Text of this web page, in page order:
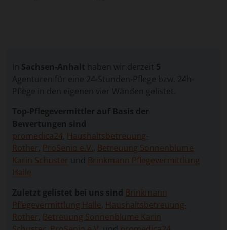
Sachsen-Anhalt haben wir derzeit 5
Agenturen für eine 24-Stunden-Pflege bzw. 24h-
Pflege in den eigenen vier Wänden gelistet.
Top-Pflegevermittler auf Basis der
Bewertungen sind
promedica24 Haushaltsbetreuung-
Rother ProSenio e.V. Betreuung Sonnenblume
Karin Schuster und Brinkmann Pflegevermittlung
Halle
Zuletzt gelistet bei uns sind Brinkmann
Pflegevermittlung Halle Haushaltsbetreuung-
Rother Betreuung Sonnenblume Karin